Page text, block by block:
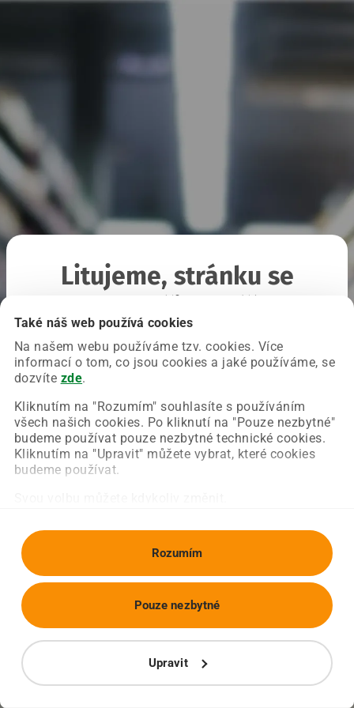
Také náš web používá cookies
Na našem webu používáme tzv. cookies. Více
informací o tom, co jsou cookies a jaké používáme, se
dozvíte zde.
Kliknutím na "Rozumím" souhlasíte s používáním
všech našich cookies. Po kliknutí na "Pouze nezbytné"
budeme používat pouze nezbytné technické cookies.
Kliknutím na "Upravit" můžete vybrat, které cookies
budeme používat.
Rozumím
Upravit
Pouze nezbytné
Litujeme, stránku se
Chyba nastala na naší straně a už ji opravujeme.
Zkuste prosím znovu načíst požadovanou stránku.
Obnovit stránku Úvodní strana